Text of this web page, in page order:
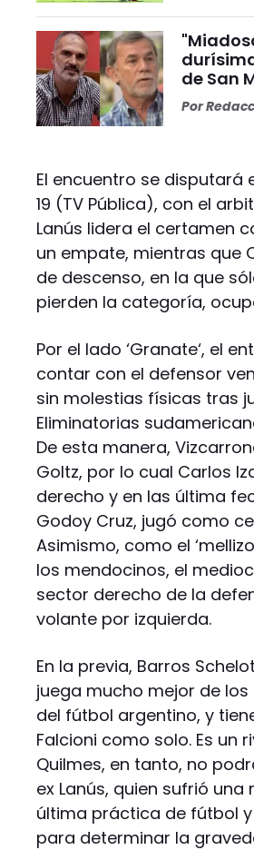
de San
Por
El encuentro se disputará
19 (TV Pública), con el
Lanús lidera el certamen
un empate, mientras que
de descenso, en la que
pierden la categoría,
Por el lado ‘Granate‘, el
contar con el defensor
sin molestias físicas tras
Eliminatorias
De esta manera,
Goltz, por lo cual Carlos
derecho y en las última
Godoy Cruz, jugó como
Asimismo, como el
los mendocinos, el
sector derecho de la
volante por izquierda.
En la previa, Barros
juega mucho mejor de
del fútbol argentino, y
Falcioni como solo. Es un
Quilmes, en tanto, no
ex Lanús, quien sufrió
última práctica de fútbol
para determinar la